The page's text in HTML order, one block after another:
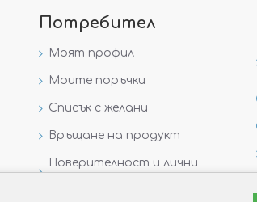
Потребител
Моят профил
Моите поръчки
Списък с желани
Връщане на продукт
Поверителност и лични